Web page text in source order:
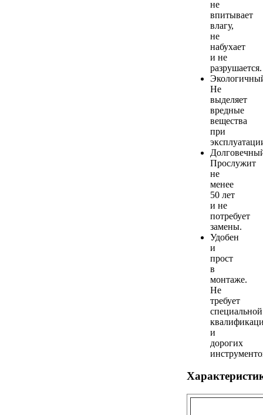
не
впитывает
влагу,
не
набухает
и не
разрушается.
Не
выделяет
вредные
вещества
при
Прослужит
не
менее
50 лет
и не
потребует
замены.
Удобен
и
прост
в
монтаже.
Не
требует
специальной
и
дорогих